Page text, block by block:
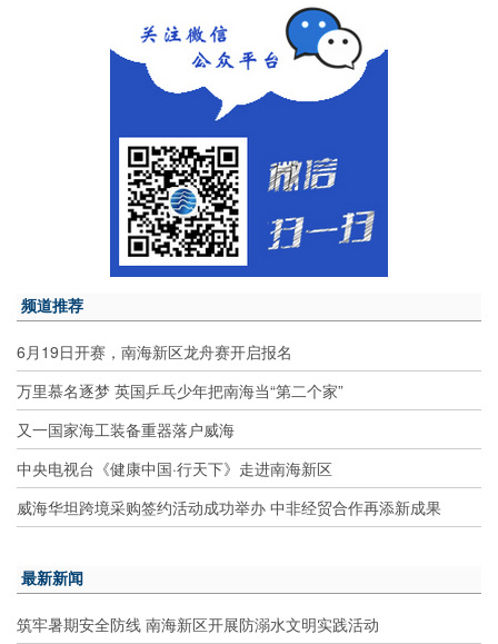
频道推荐
6月19日开赛，南海新区龙舟赛开启报名
万里慕名逐梦 英国乒乓少年把南海当“第二个家”
又一国家海工装备重器落户威海
中央电视台《健康中国·行天下》走进南海新区
威海华坦跨境采购签约活动成功举办 中非经贸合作再添新成果
最新新闻
筑牢暑期安全防线 南海新区开展防溺水文明实践活动